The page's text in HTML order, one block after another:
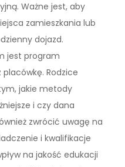
Ważne jest, aby
zamieszkania lub
dojazd.
jest program
Rodzice
jakie metody
i czy dana
zwrócić uwagę na
i kwalifikacje
na jakość edukacji